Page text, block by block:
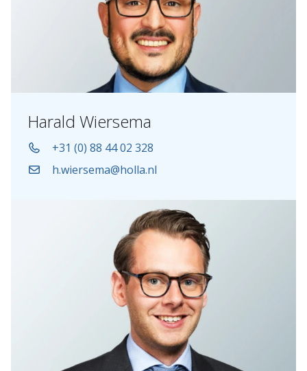
Harald Wiersema
+31 (0) 88 44 02 328
h.wiersema@holla.nl